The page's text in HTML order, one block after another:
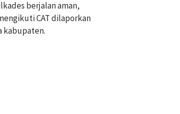
berjalan aman,
CAT dilaporkan
kabupaten.